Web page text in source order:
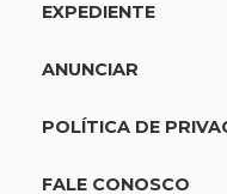
18:33Em 2022
adolescente
Palmeiras e Inter
EXPEDIENTE
ANUNCIAR
POLÍTICA DE
FALE CONOSCO